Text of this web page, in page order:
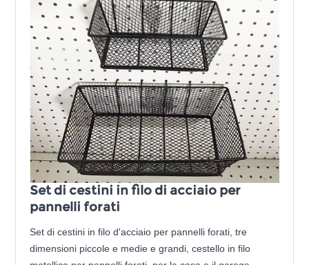
Set di cestini in filo di acciaio per
pannelli forati
Set di cestini in filo d'acciaio per pannelli forati, tre
dimensioni piccole e medie e grandi, cestello in filo